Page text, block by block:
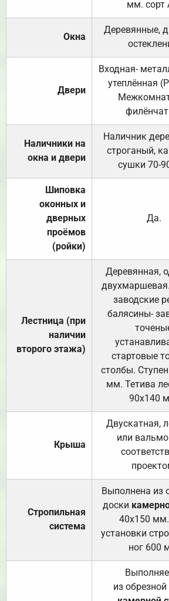
мм. сорт
Окна
Деревянные,
Двери
Входная-
утеплённая
Наличники на
окна и двери
Наличник
строганый,
сушки 70-
Шиповка
оконных и
дверных
проёмов
(ройки)
Да.
Лестница (при
наличии
второго этажа)
Деревянная,
заводские
балясины-
стартовые
столбы.
мм. Тетива
90х140
Крыша
Двускатная,
или
Стропильная
система
Выполнена из
доски
40х150
установки
ног 600
из